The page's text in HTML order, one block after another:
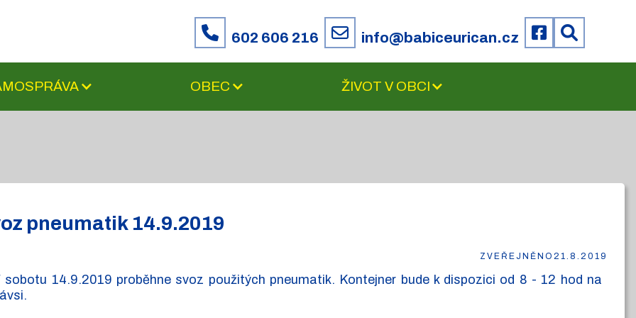
602 606 216 info@babiceurican.cz
OBEC ŽIVOT V OBCI
pneumatik 14.9.2019
ZVEŘEJNĚNO 21.8.2019
sobotu 14.9.2019 proběhne svoz použitých pneumatik. Kontejner bude k dispozici od 8 - 12 hod na